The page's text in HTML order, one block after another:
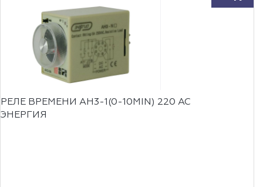
РЕЛЕ ВРЕМЕНИ AH3-1(0-10MIN) 220 AC
ЭНЕРГИЯ